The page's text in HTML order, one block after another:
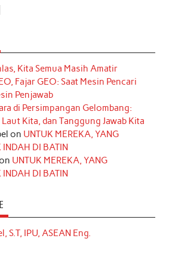
Kita Semua Masih Amatir
Fajar GEO: Saat Mesin Pencari
Penjawab
di Persimpangan Gelombang:
Kita, dan Tanggung Jawab Kita
on UNTUK MEREKA, YANG
INDAH DI BATIN
UNTUK MEREKA, YANG
INDAH DI BATIN
S.T, IPU, ASEAN Eng.